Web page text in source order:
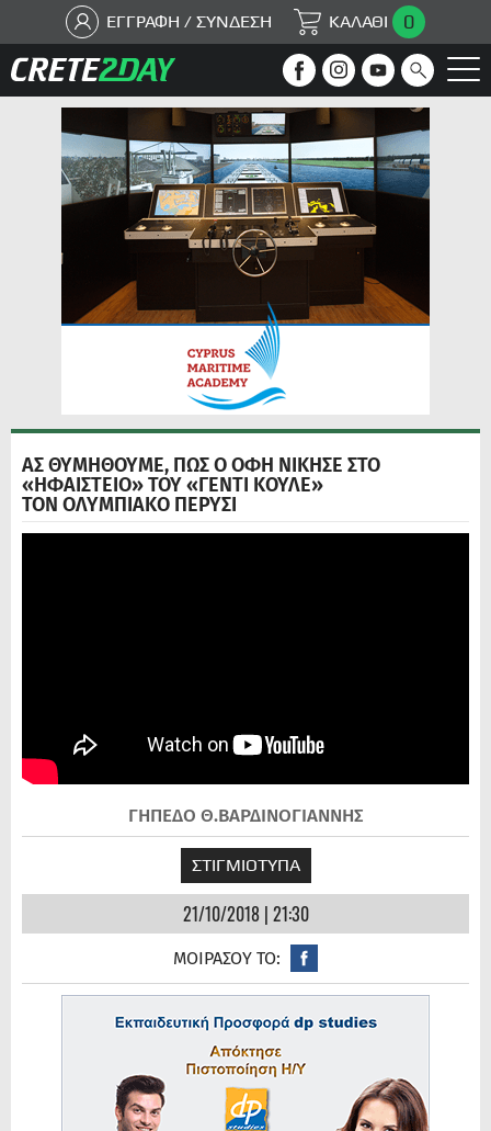
ΕΓΓΡΑΦΗ / ΣΥΝΔΕΣΗ ΚΑΛΑΘΙ 0
ΑΣ ΘΥΜΗΘΟΥΜΕ, ΠΩΣ Ο ΟΦΗ ΝΙΚΗΣΕ ΣΤΟ
«ΗΦΑΙΣΤΕΙΟ» ΤΟΥ «ΓΕΝΤΙ ΚΟΥΛΕ»
ΤΟΝ ΟΛΥΜΠΙΑΚΟ ΠΕΡΥΣΙ
ΓΗΠΕΔΟ Θ.ΒΑΡΔΙΝΟΓΙΑΝΝΗΣ
ΣΤΙΓΜΙΟΤΥΠΑ
21/10/2018 | 21:30
ΜΟΙΡΑΣΟΥ ΤΟ: